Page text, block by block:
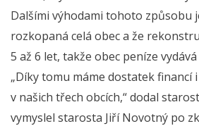
Dalšími výhodami tohoto způsobu
rozkopaná celá obec a že
5 až 6 let, takže obec peníze
„Díky tomu máme dostatek financí
v našich třech obcích,“ dodal
vymyslel starosta Jiří Novotný po